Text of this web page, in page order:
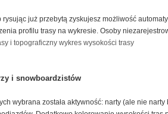
rysując już przebytą zyskujesz możliwość
profilu trasy na wykresie. Osoby
i topograficzny wykres wysokości trasy
i snowboardzistów
wybrana została aktywność: narty (ale nie